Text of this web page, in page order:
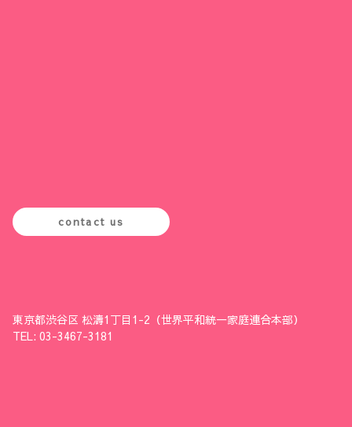
contact us
東京都渋谷区 松濤1丁目1-2（世界平和統一家庭連合本部）
TEL: 03-3467-3181